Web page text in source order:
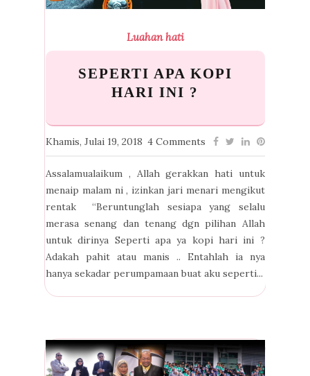
Luahan hati
SEPERTI APA KOPI
HARI INI ?
Khamis, Julai 19, 2018 4 Comments
Assalamualaikum , Allah gerakkan hati untuk
menaip malam ni , izinkan jari menari mengikut
rentak “Beruntunglah sesiapa yang selalu
merasa senang dan tenang dgn pilihan Allah
untuk dirinya Seperti apa ya kopi hari ini ?
Adakah pahit atau manis .. Entahlah ia nya
hanya sekadar perumpamaan buat aku seperti...